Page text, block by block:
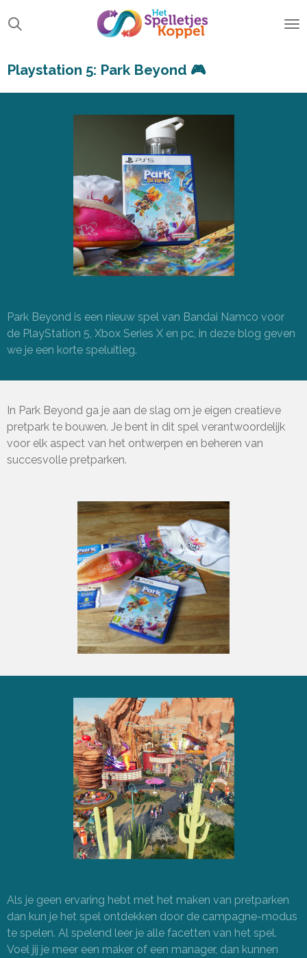
direct
de
hoofdinhoud
Playstation 5: Park Beyond 🎮
Park Beyond is een nieuw spel van Bandai Namco voor
de PlayStation 5, Xbox Series X en pc, in deze blog geven
we je een korte speluitleg.
In Park Beyond ga je aan de slag om je eigen creatieve
pretpark te bouwen. Je bent in dit spel verantwoordelijk
voor elk aspect van het ontwerpen en beheren van
succesvolle pretparken.
Als je geen ervaring hebt met het maken van pretparken
dan kun je het spel ontdekken door de campagne-modus
te spelen. Al spelend leer je alle facetten van het spel.
Voel jij je meer een maker of een manager, dan kunnen